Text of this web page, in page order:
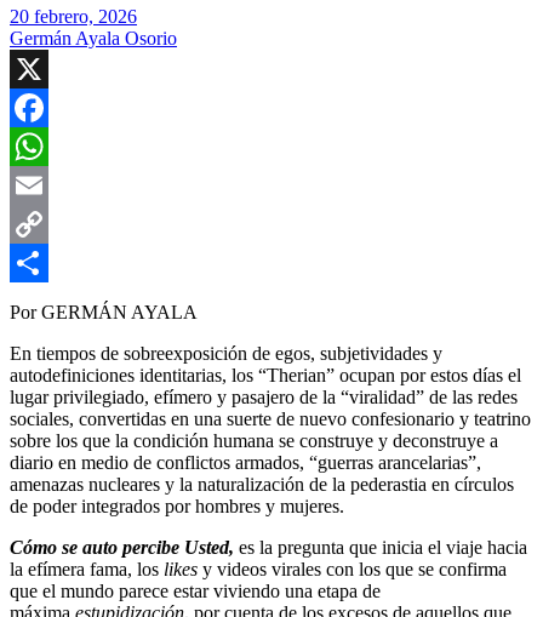
20 febrero, 2026
Germán Ayala Osorio
X
Facebook
WhatsApp
Email
Copy
Link
Compartir
Por GERMÁN AYALA
En tiempos de sobreexposición de egos, subjetividades y
autodefiniciones identitarias, los “Therian” ocupan por estos días el
lugar privilegiado, efímero y pasajero de la “viralidad” de las redes
sociales, convertidas en una suerte de nuevo confesionario y teatrino
sobre los que la condición humana se construye y deconstruye a
diario en medio de conflictos armados, “guerras arancelarias”,
amenazas nucleares y la naturalización de la pederastia en círculos
de poder integrados por hombres y mujeres.
Cómo se auto percibe Usted, es la pregunta que inicia el viaje hacia
la efímera fama, los likes y videos virales con los que se confirma
que el mundo parece estar viviendo una etapa de
máxima estupidización, por cuenta de los excesos de aquellos que